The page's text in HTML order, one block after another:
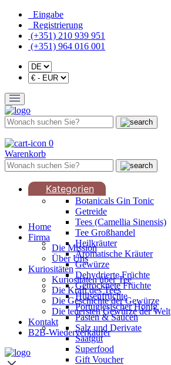
Eingabe
Registrierung
(+351) 210 939 951
(+351) 964 016 001
0
Warenkorb
Kategorien
Botanicals Gin Tonic
Getreide
Tees (Camellia Sinensis)
Tee Großhandel
Heilkräuter
Aromatische Kräuter
Gewürze
Dehydrierte Früchte
Getrocknete Früchte
Hülsenfrüchte
Portugiesischer Honig
Pasten & Saucen
Salz und Derivate
Saatgut
Superfood
Gift Voucher
Home
Firma
Die Mission
Über Uns
Kuriositäten
Kuriositäten über Tee
Die Kraft des Tees
Die Geschichte der Gewürze
Die teuersten Gewürze der Welt
Kontakt
B2B-Wiederverkäufer